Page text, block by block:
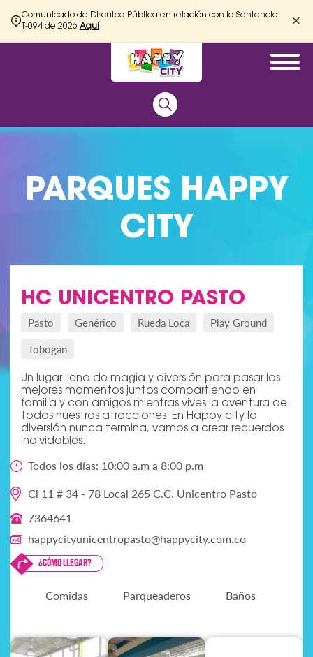
Comunicado de Disculpa Pública en relación con la Sentencia
T-094 de 2026 Aquí ×
PARQUES HAPPY
CITY
HC UNICENTRO PASTO
Pasto Genérico Rueda Loca Play Ground
Tobogán
Un lugar lleno de magia y diversión para pasar los
mejores momentos juntos compartiendo en
familia y con amigos mientras vives la aventura de
todas nuestras atracciones. En Happy city la
diversión nunca termina, vamos a crear recuerdos
inolvidables.
Todos los días: 10:00 a.m a 8:00 p.m
Cl 11 # 34 - 78 Local 265 C.C. Unicentro Pasto
7364641
happycityunicentropasto@happycity.com.co
¿Cómo llegar?
Comidas Parqueaderos Baños